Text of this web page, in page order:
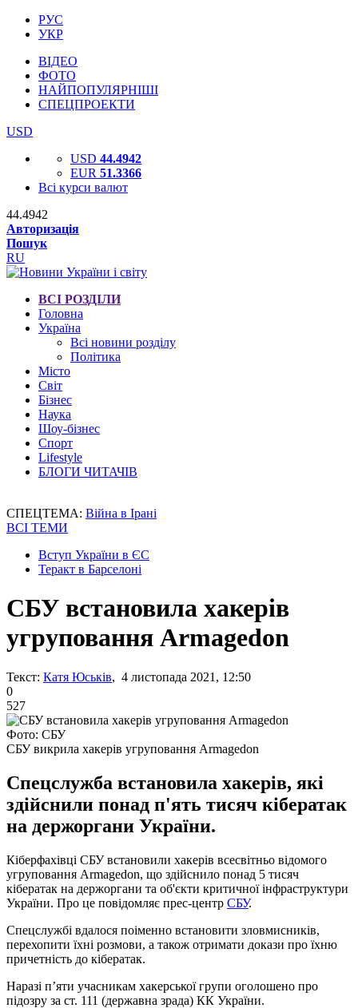
РУС
УКР
ВІДЕО
ФОТО
НАЙПОПУЛЯРНІШІ
СПЕЦПРОЕКТИ
USD
USD 44.4942
EUR 51.3366
Всі курси валют
44.4942
Авторизація
Пошук
RU
ВСІ РОЗДІЛИ
Головна
Україна
Всі новини розділу
Політика
Місто
Світ
Бізнес
Наука
Шоу-бізнес
Спорт
Lifestyle
БЛОГИ ЧИТАЧІВ
СПЕЦТЕМА: Війна в Ірані
ВСІ ТЕМИ
Вступ України в ЄС
Теракт в Барселоні
СБУ встановила хакерів
угруповання Armagedon
Текст: Катя Юськів, 4 листопада 2021, 12:50
0
527
Фото: СБУ
СБУ викрила хакерів угруповання Armagedon
Спецслужба встановила хакерів, які
здійснили понад п'ять тисяч кібератак
на держоргани України.
Кіберфахівці СБУ встановили хакерів всесвітньо відомого
угруповання Armagedon, що здійснило понад 5 тисяч
кібератак на держоргани та об'єкти критичної інфраструктури
України. Про це повідомляє прес-центр СБУ.
Спецслужбі вдалося поіменно встановити зловмисників,
перехопити їхні розмови, а також отримати докази про їхню
причетність до кібератак.
Наразі п’яти учасникам хакерської групи оголошено про
підозру за ст. 111 (державна зрада) КК України.